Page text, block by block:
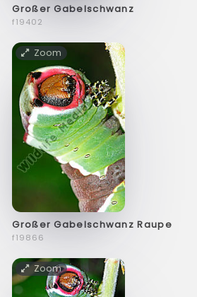
Großer Gabelschwanz
f19402
Zoom
Großer Gabelschwanz Raupe
f19866
Zoom